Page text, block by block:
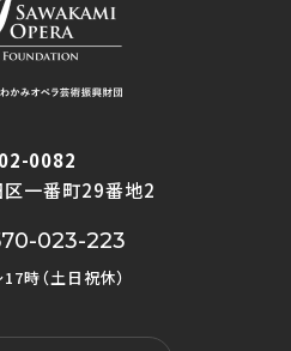
0082
一番町29番地2
023-223
時（土日祝休）